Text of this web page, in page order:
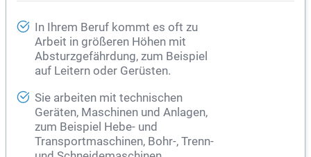
In Ihrem Beruf kommt es oft zu
Arbeit in größeren Höhen mit
Absturzgefährdung, zum Beispiel
auf Leitern oder Gerüsten.
Sie arbeiten mit technischen
Geräten, Maschinen und Anlagen,
zum Beispiel Hebe- und
Transportmaschinen, Bohr-, Trenn-